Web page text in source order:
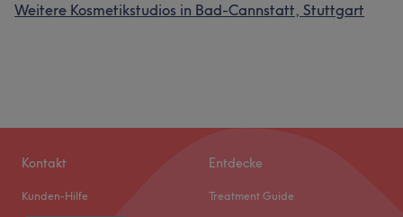
Weitere Kosmetikstudios in Bad-Cannstatt, Stuttgart
Kontakt
Kunden-Hilfe
Entdecke
Treatment Guide